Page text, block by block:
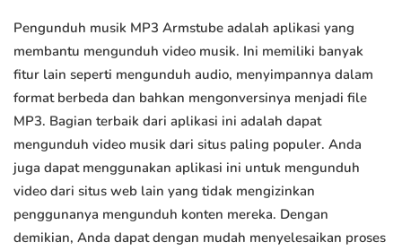
Pengunduh musik MP3 Armstube adalah aplikasi yang
membantu mengunduh video musik. Ini memiliki banyak
fitur lain seperti mengunduh audio, menyimpannya dalam
format berbeda dan bahkan mengonversinya menjadi file
MP3. Bagian terbaik dari aplikasi ini adalah dapat
mengunduh video musik dari situs paling populer. Anda
juga dapat menggunakan aplikasi ini untuk mengunduh
video dari situs web lain yang tidak mengizinkan
penggunanya mengunduh konten mereka. Dengan
demikian, Anda dapat dengan mudah menyelesaikan proses